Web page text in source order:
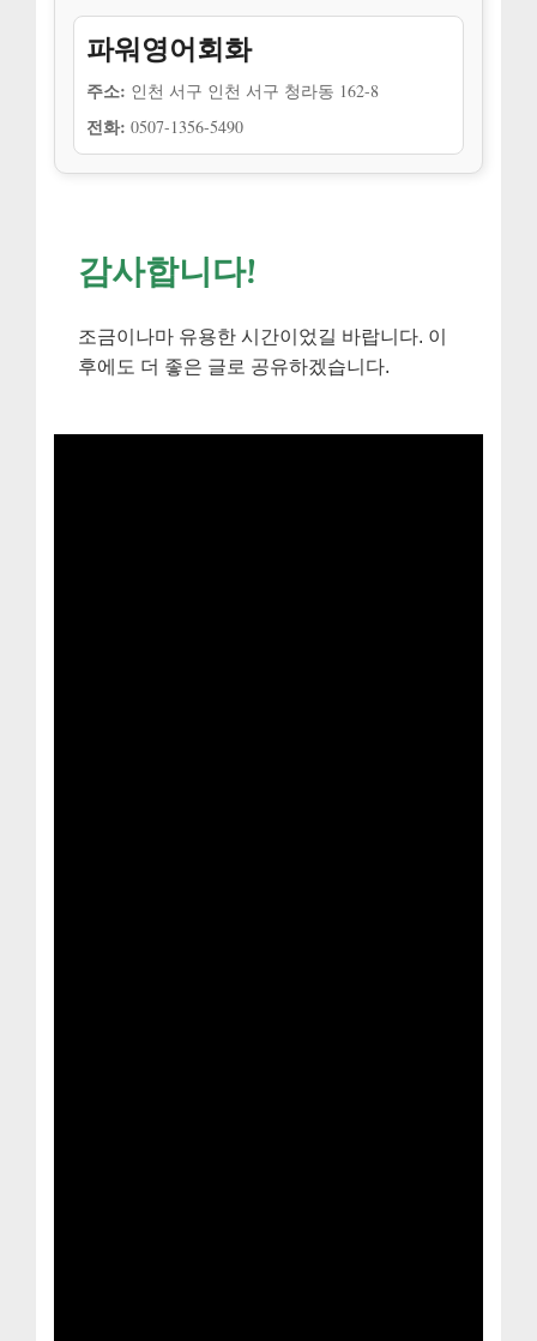
파워영어회화
주소: 인천 서구 인천 서구 청라동 162-8
전화: 0507-1356-5490
감사합니다!
조금이나마 유용한 시간이었길 바랍니다. 이
후에도 더 좋은 글로 공유하겠습니다.